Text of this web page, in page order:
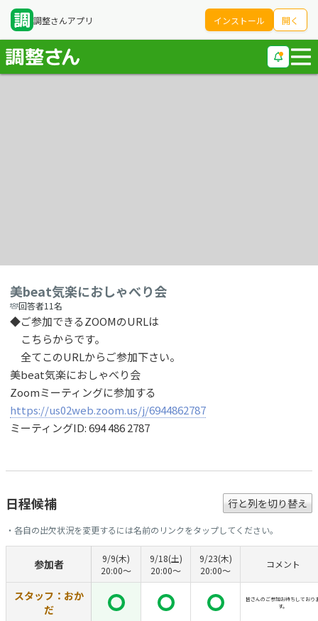
調整さんアプリ インストール 開く
美beat気楽におしゃべり会
回答者11名
◆ご参加できるZOOMのURLは
こちらからです。
全てこのURLからご参加下さい。
美beat気楽におしゃべり会
Zoomミーティングに参加する
https://us02web.zoom.us/j/6944862787
ミーティングID: 694 486 2787
日程候補 行と列を切り替え
・各自の出欠状況を変更するには名前のリンクをタップしてください。
参加者
9/9(木)
20:00〜
9/18(土)
20:00〜
9/23(木)
20:00〜
コメント
スタッフ：おか
だ
皆さんのご参加お待ちしており
す。